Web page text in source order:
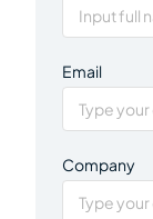
Email
Company